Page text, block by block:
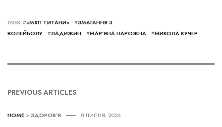
TAGS: #«МХП ТИТАНИ» #ЗМАГАННЯ З
ВОЛЕЙБОЛУ
#ЛАДИЖИН #МАР’ЯНА НАРОЖНА #МИКОЛА КУЧЕР
PREVIOUS ARTICLES
HOME >ЗДОРОВ'Я 8 ЛИПНЯ, 2026